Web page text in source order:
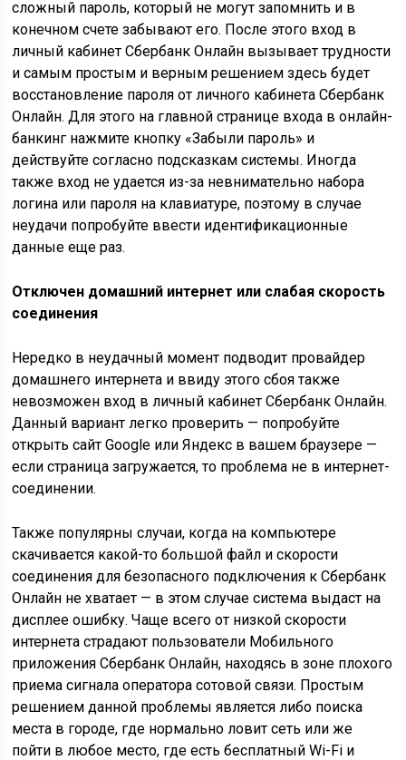
сложный пароль, который не могут запомнить и в
конечном счете забывают его. После этого вход в
личный кабинет Сбербанк Онлайн вызывает трудности
и самым простым и верным решением здесь будет
восстановление пароля от личного кабинета Сбербанк
Онлайн. Для этого на главной странице входа в онлайн-
банкинг нажмите кнопку «Забыли пароль» и
действуйте согласно подсказкам системы. Иногда
также вход не удается из-за невнимательно набора
логина или пароля на клавиатуре, поэтому в случае
неудачи попробуйте ввести идентификационные
данные еще раз.
Отключен домашний интернет или слабая скорость
соединения
Нередко в неудачный момент подводит провайдер
домашнего интернета и ввиду этого сбоя также
невозможен вход в личный кабинет Сбербанк Онлайн.
Данный вариант легко проверить — попробуйте
открыть сайт Google или Яндекс в вашем браузере —
если страница загружается, то проблема не в интернет-
соединении.
Также популярны случаи, когда на компьютере
скачивается какой-то большой файл и скорости
соединения для безопасного подключения к Сбербанк
Онлайн не хватает — в этом случае система выдаст на
дисплее ошибку. Чаще всего от низкой скорости
интернета страдают пользователи Мобильного
приложения Сбербанк Онлайн, находясь в зоне плохого
приема сигнала оператора сотовой связи. Простым
решением данной проблемы является либо поиска
места в городе, где нормально ловит сеть или же
пойти в любое место, где есть бесплатный Wi-Fi и